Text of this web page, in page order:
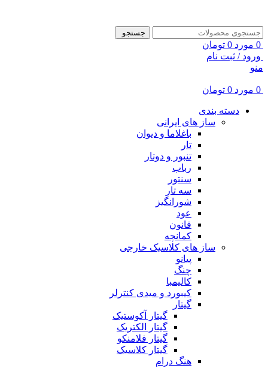
جستجو
0 مورد 0 تومان
ورود / ثبت نام
منو
0 مورد 0 تومان
دسته بندی
ساز های ایرانی
باغلاما و دیوان
تار
تنبور و دوتار
رباب
سنتور
سه تار
شورانگیز
عود
قانون
کمانچه
ساز های کلاسیک خارجی
پیانو
چنگ
کالیمبا
کیبورد و میدی کنترلر
گیتار
گیتار آکوستیک
گیتار الکتریک
گیتار فلامنکو
گیتار کلاسیک
هنگ درام